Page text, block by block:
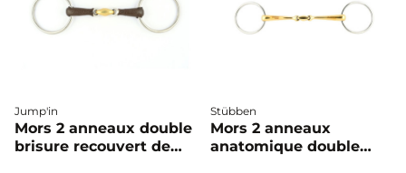
Jump'in
Mors 2 anneaux double
brisure recouvert de
Stübben
Mors 2 anneaux
anatomique double